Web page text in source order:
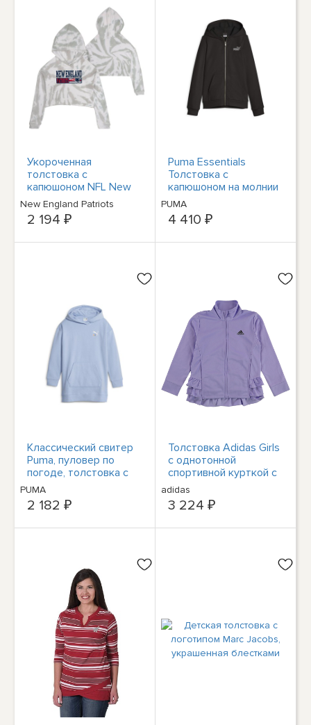
Укороченная
толстовка с
капюшоном NFL New
England Patriots для
девочек серого цвета
с галстуком-бабочкой
New England Patriots
2 194 ₽
Puma Essentials
Толстовка с
капюшоном на молнии
для молодых
девушек, черная
повседневная верхняя
PUMA
4 410 ₽
Классический свитер
Puma, пуловер по
погоде, толстовка с
капюшоном для
молодых девушек,
синяя повседневная
PUMA
2 182 ₽
Толстовка Adidas Girls
с однотонной
спортивной курткой с
рюшами, фиолетовый,
Для маленьких детей
(4-7), 6
adidas
3 224 ₽